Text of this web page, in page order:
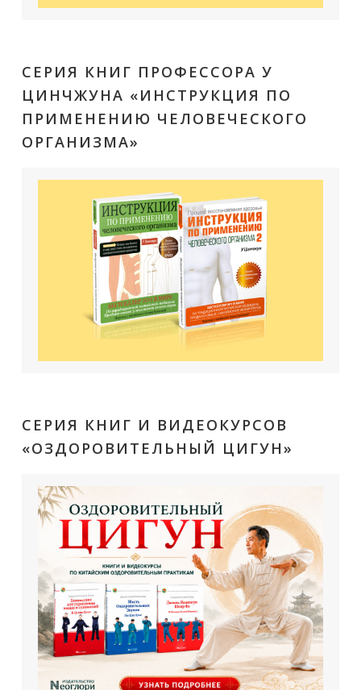
СЕРИЯ КНИГ ПРОФЕССОРА У
ЦИНЧЖУНА «ИНСТРУКЦИЯ ПО
ПРИМЕНЕНИЮ ЧЕЛОВЕЧЕСКОГО
ОРГАНИЗМА»
СЕРИЯ КНИГ И ВИДЕОКУРСОВ
«ОЗДОРОВИТЕЛЬНЫЙ ЦИГУН»